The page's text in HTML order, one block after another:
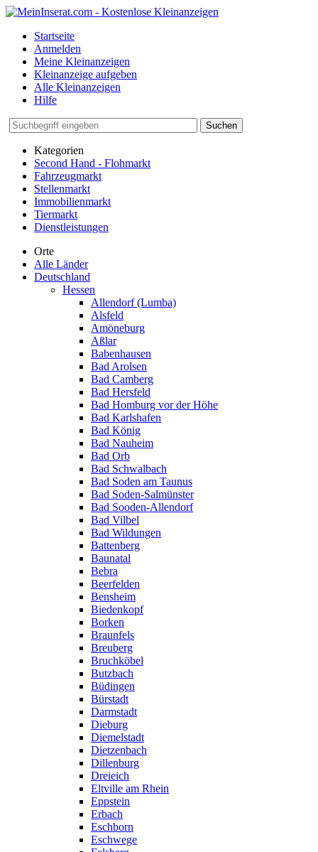
Startseite
Anmelden
Meine Kleinanzeigen
Kleinanzeige aufgeben
Alle Kleinanzeigen
Hilfe
Suchen
Kategorien
Second Hand - Flohmarkt
Fahrzeugmarkt
Stellenmarkt
Immobilienmarkt
Tiermarkt
Dienstleistungen
Orte
Alle Länder
Deutschland
Hessen
Allendorf (Lumba)
Alsfeld
Amöneburg
Aßlar
Babenhausen
Bad Arolsen
Bad Camberg
Bad Hersfeld
Bad Homburg vor der Höhe
Bad Karlshafen
Bad König
Bad Nauheim
Bad Orb
Bad Schwalbach
Bad Soden am Taunus
Bad Soden-Salmünster
Bad Sooden-Allendorf
Bad Vilbel
Bad Wildungen
Battenberg
Baunatal
Bebra
Beerfelden
Bensheim
Biedenkopf
Borken
Braunfels
Breuberg
Bruchköbel
Butzbach
Büdingen
Bürstadt
Darmstadt
Dieburg
Diemelstadt
Dietzenbach
Dillenburg
Dreieich
Eltville am Rhein
Eppstein
Erbach
Eschborn
Eschwege